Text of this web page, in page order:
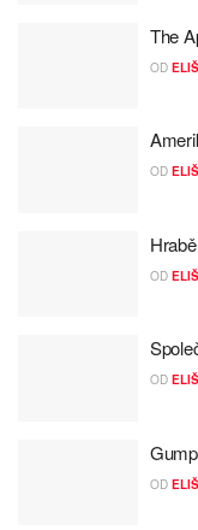
The
OD
OD
OD
OD
OD